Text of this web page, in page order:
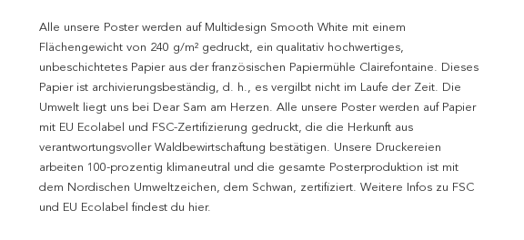
Alle unsere Poster werden auf Multidesign Smooth White mit einem
Flächengewicht von 240 g/m² gedruckt, ein qualitativ hochwertiges,
unbeschichtetes Papier aus der französischen Papiermühle Clairefontaine. Dieses
Papier ist archivierungsbeständig, d. h., es vergilbt nicht im Laufe der Zeit. Die
Umwelt liegt uns bei Dear Sam am Herzen. Alle unsere Poster werden auf Papier
mit EU Ecolabel und FSC-Zertifizierung gedruckt, die die Herkunft aus
verantwortungsvoller Waldbewirtschaftung bestätigen. Unsere Druckereien
arbeiten 100-prozentig klimaneutral und die gesamte Posterproduktion ist mit
dem Nordischen Umweltzeichen, dem Schwan, zertifiziert. Weitere Infos zu FSC
und EU Ecolabel findest du hier.